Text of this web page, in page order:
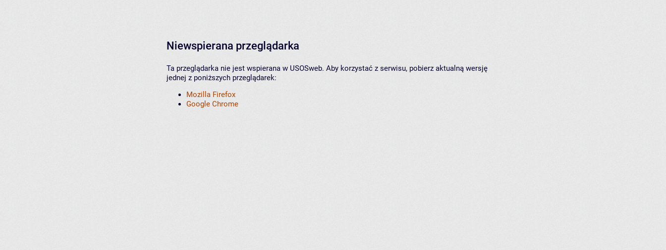
Niewspierana przeglądarka
Ta przeglądarka nie jest wspierana w USOSweb. Aby korzystać z serwisu, pobierz aktualną wersję
jednej z poniższych przeglądarek:
Mozilla Firefox
Google Chrome